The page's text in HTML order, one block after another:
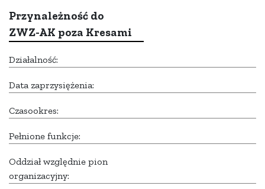
Przynależność do
ZWZ-AK poza Kresami
Działalność:
Data zaprzysiężenia:
Czasookres:
Pełnione funkcje:
Oddział względnie pion
organizacyjny: